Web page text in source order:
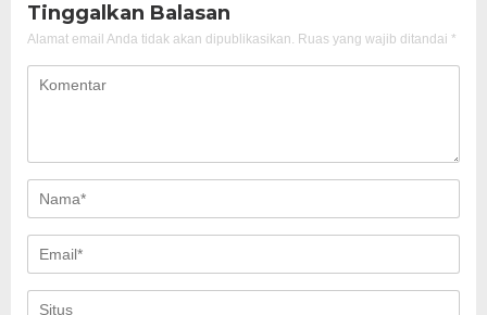
Tinggalkan Balasan
Alamat email Anda tidak akan dipublikasikan. Ruas yang wajib ditandai *